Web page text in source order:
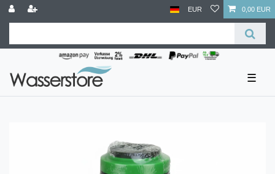
EUR 0,00 EUR
☰